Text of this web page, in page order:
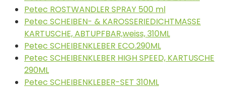
Petec ROSTWANDLER SPRAY 500 ml
Petec SCHEIBEN- & KAROSSERIEDICHTMASSE
KARTUSCHE, ABTUPFBAR,weiss, 310ML
Petec SCHEIBENKLEBER ECO.290ML
Petec SCHEIBENKLEBER HIGH SPEED, KARTUSCHE
290ML
Petec SCHEIBENKLEBER-SET 310ML